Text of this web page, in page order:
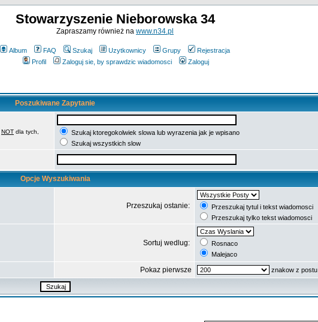
Stowarzyszenie Nieborowska 34
Zapraszamy również na www.n34.pl
Album FAQ Szukaj Uzytkownicy Grupy
Rejestracja
Profil
Zaloguj sie, by sprawdzic wiadomosci Zaloguj
Poszukiwane Zapytanie
NOT dla tych,
Szukaj ktoregokolwiek slowa lub wyrazenia jak je wpisano
Szukaj wszystkich slow
Opcje Wyszukiwania
Przeszukaj ostanie:
Przeszukaj tytul i tekst wiadomosci
Przeszukaj tylko tekst wiadomosci
Sortuj wedlug:
Rosnaco
Malejaco
Pokaz pierwsze znakow z postu